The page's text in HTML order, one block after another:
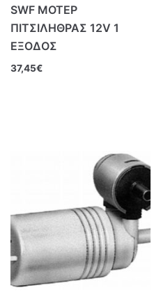
SWF ΜΟΤΕΡ
ΠΙΤΣΙΛΗΘΡΑΣ 12V 1
ΕΞΟΔΟΣ
37,45€